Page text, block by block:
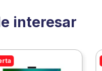
interesar